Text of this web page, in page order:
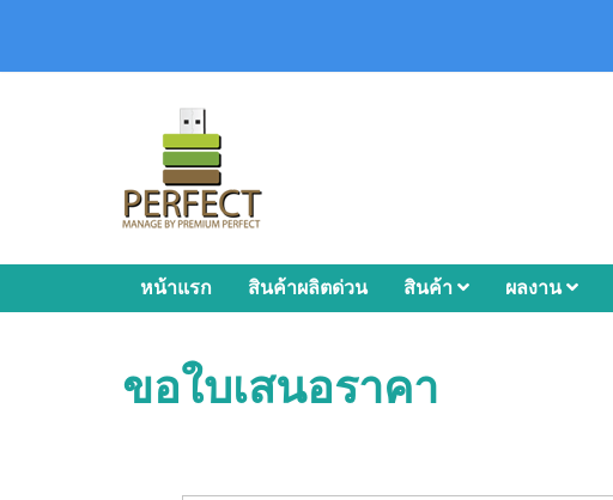
หน้าแรก สินค้าผลิตด่วน สินค้า ผลงาน
ขอใบเสนอราคา